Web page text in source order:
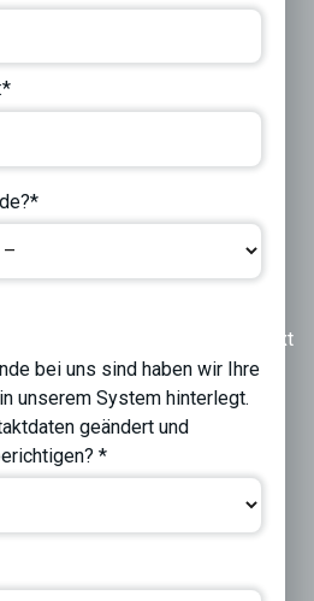
Next
bei uns sind haben wir Ihre
unserem System hinterlegt.
geändert und
*